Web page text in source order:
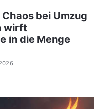
Chaos bei Umzug
wirft
in die Menge